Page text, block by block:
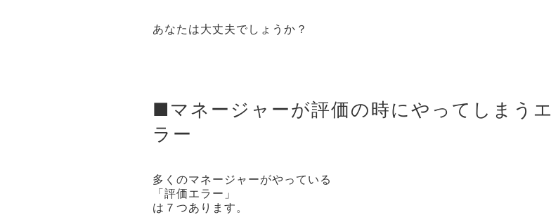
あなたは大丈夫でしょうか？
■マネージャーが評価の時にやってしまうエ
ラー
多くのマネージャーがやっている
「評価エラー」
は７つあります。